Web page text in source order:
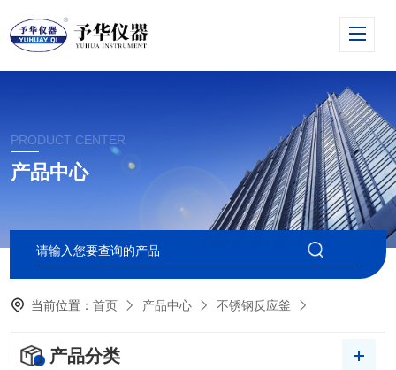
PRODUCT CENTER
产品中心
当前位置：首页 产品中心 不锈钢反应釜
产品分类